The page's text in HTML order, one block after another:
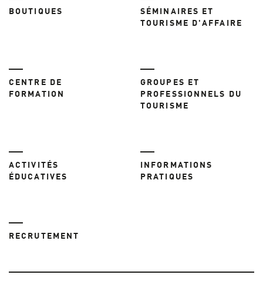
BOUTIQUES
SÉMINAIRES ET
TOURISME D'AFFAIRE
CENTRE DE
FORMATION
GROUPES ET
PROFESSIONNELS DU
TOURISME
ACTIVITÉS
ÉDUCATIVES
INFORMATIONS
PRATIQUES
RECRUTEMENT